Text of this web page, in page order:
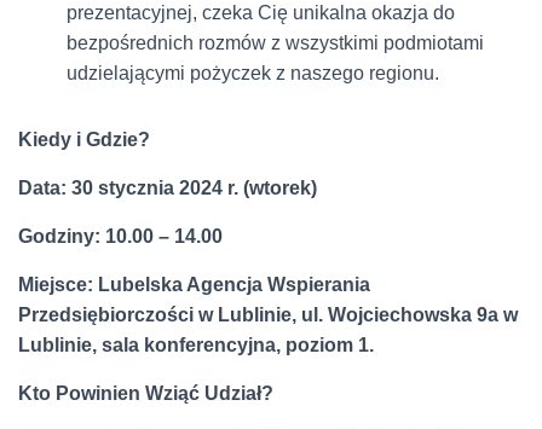
prezentacyjnej, czeka Cię unikalna okazja do
bezpośrednich rozmów z wszystkimi podmiotami
udzielającymi pożyczek z naszego regionu.
Kiedy i Gdzie?
Data: 30 stycznia 2024 r. (wtorek)
Godziny: 10.00 – 14.00
Miejsce: Lubelska Agencja Wspierania
Przedsiębiorczości w Lublinie, ul. Wojciechowska 9a w
Lublinie, sala konferencyjna, poziom 1.
Kto Powinien Wziąć Udział?